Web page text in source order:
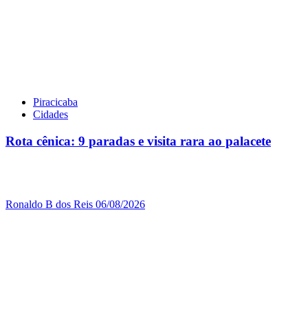
Piracicaba
Cidades
Rota cênica: 9 paradas e visita rara ao palacete
Ronaldo B dos Reis 06/08/2026